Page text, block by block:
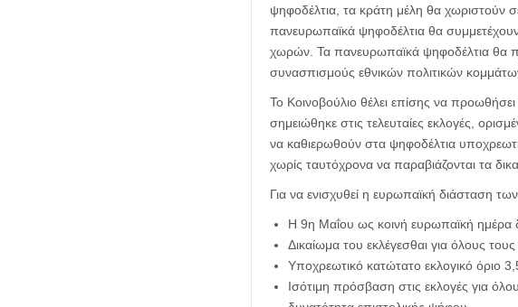
ψηφοδέλτια, τα κράτη μέλη θα χωριστούν
πανευρωπαϊκά ψηφοδέλτια θα
χωρών. Τα πανευρωπαϊκά ψηφοδέλτια θα
συνασπισμούς εθνικών πολιτικών
Το Κοινοβούλιο θέλει επίσης να
σημειώθηκε στις τελευταίες εκλογές,
να καθιερωθούν στα ψηφοδέλτια
χωρίς ταυτόχρονα να παραβιάζονται τα
Για να ενισχυθεί η ευρωπαϊκή διάσταση
Η 9η Μαΐου ως κοινή ευρωπαϊκή ημέρα
Δικαίωμα του εκλέγεσθαι για όλους
Υποχρεωτικό κατώτατο εκλογικό όριο
Ισότιμη πρόσβαση στις εκλογές για